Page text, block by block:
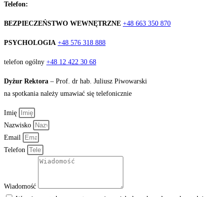
Telefon:
BEZPIECZEŃSTWO WEWNĘTRZNE +48 663 350 870
PSYCHOLOGIA +48 576 318 888
telefon ogólny +48 12 422 30 68
Dyżur Rektora – Prof. dr hab. Juliusz Piwowarski
na spotkania należy umawiać się telefonicznie
Imię
Nazwisko
Email
Telefon
Wiadomość